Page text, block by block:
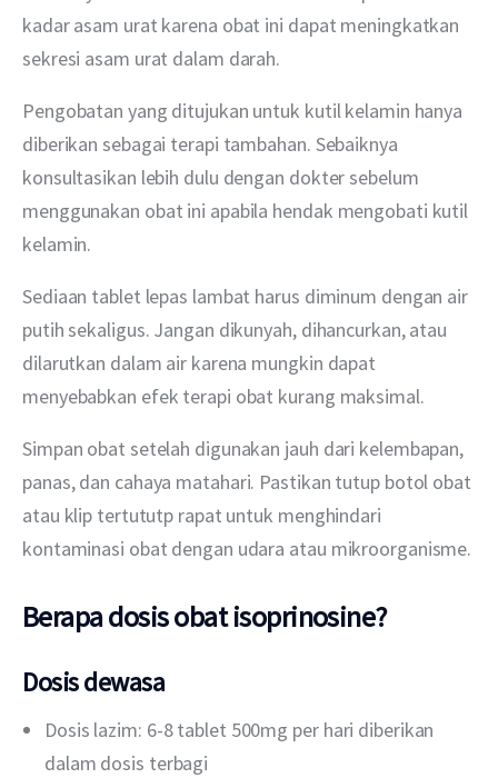
kadar asam urat karena obat ini dapat meningkatkan
sekresi asam urat dalam darah.
Pengobatan yang ditujukan untuk kutil kelamin hanya
diberikan sebagai terapi tambahan. Sebaiknya
konsultasikan lebih dulu dengan dokter sebelum
menggunakan obat ini apabila hendak mengobati kutil
kelamin.
Sediaan tablet lepas lambat harus diminum dengan air
putih sekaligus. Jangan dikunyah, dihancurkan, atau
dilarutkan dalam air karena mungkin dapat
menyebabkan efek terapi obat kurang maksimal.
Simpan obat setelah digunakan jauh dari kelembapan,
panas, dan cahaya matahari. Pastikan tutup botol obat
atau klip tertututp rapat untuk menghindari
kontaminasi obat dengan udara atau mikroorganisme.
Berapa dosis obat isoprinosine?
Dosis dewasa
Dosis lazim: 6-8 tablet 500mg per hari diberikan
dalam dosis terbagi